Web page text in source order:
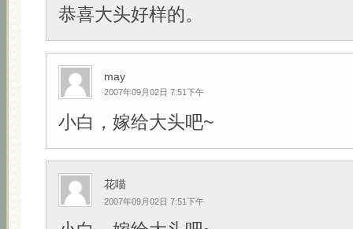
恭喜大头好样的。
may
2007年09月02日 7:51下午
小白，嫁给大头吧~
花喵
2007年09月02日 7:51下午